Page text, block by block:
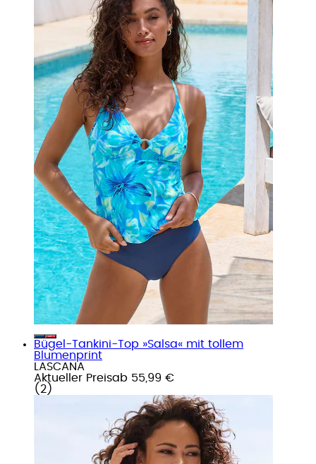
Bügel-Tankini-Top »Salsa« mit tollem
Blumenprint
LASCANA
Aktueller Preisab 55,99 €
( 2 )